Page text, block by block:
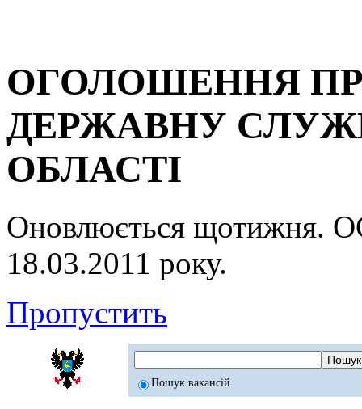
ОГОЛОШЕННЯ
ДЕРЖАВНУ
ОБЛАСТІ
Оновлюється
18.03.2011 року.
Пропустить
Пошук вакансій